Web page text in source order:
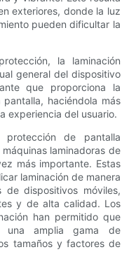
exteriores, donde la luz
pueden dificultar la
la laminación
general del dispositivo
que proporciona la
haciéndola más
experiencia del usuario.
de pantalla
laminadoras de
más importante. Estas
laminación de manera
dispositivos móviles,
y de alta calidad. Los
han permitido que
una amplia gama de
tamaños y factores de